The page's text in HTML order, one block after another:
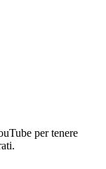
per tenere